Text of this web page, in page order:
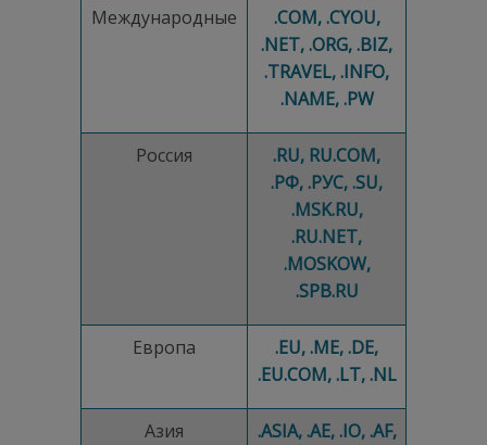
Международные
.COM, .CYOU,
.NET, .ORG, .BIZ,
.TRAVEL, .INFO,
.NAME, .PW
Россия
.RU, RU.COM,
.РФ, .РУС, .SU,
.MSK.RU,
.RU.NET,
.MOSKOW,
.SPB.RU
Европа
.EU, .ME, .DE,
.EU.COM, .LT, .NL
Азия
.ASIA, .AE, .IO, .AF,